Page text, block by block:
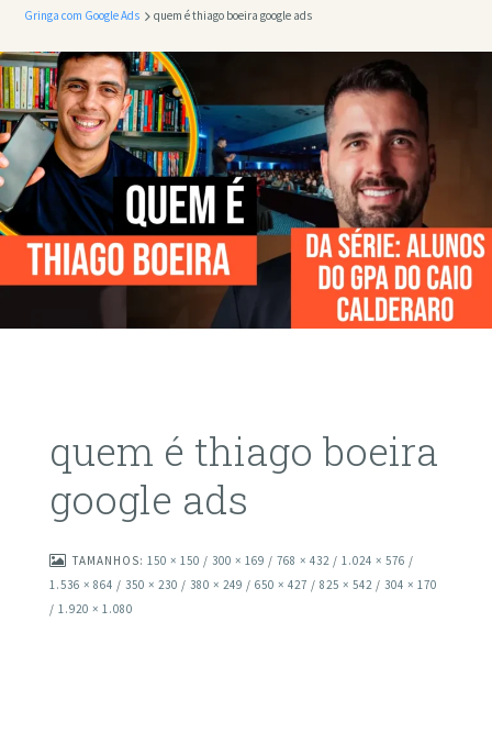
Gringa com Google Ads
quem é thiago boeira google ads
quem é thiago boeira
google ads
TAMANHOS: 150 × 150 / 300 × 169 / 768 × 432 / 1.024 × 576 /
1.536 × 864 / 350 × 230 / 380 × 249 / 650 × 427 / 825 × 542 / 304 × 170
/ 1.920 × 1.080